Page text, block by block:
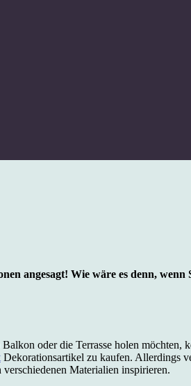
angesagt! Wie wäre es denn,
oder die Terrasse holen
Dekorationsartikel zu kaufen. Allerdings
Materialien inspirieren.